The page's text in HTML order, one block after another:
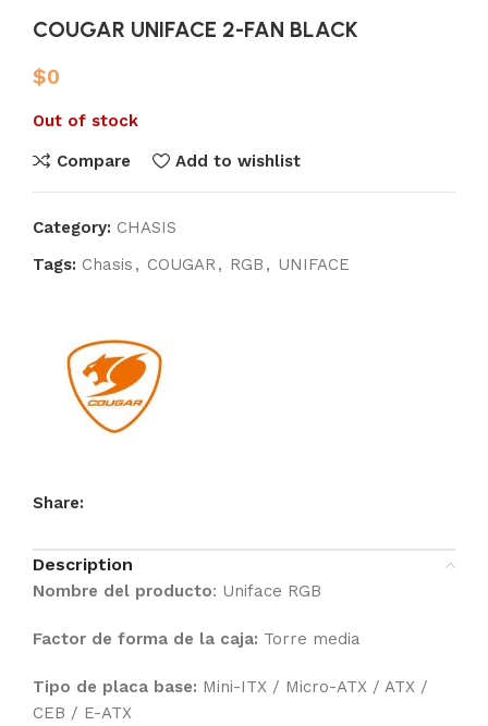
COUGAR UNIFACE 2-FAN BLACK
$0
Out of stock
Compare Add to wishlist
Category: CHASIS
Tags: Chasis , COUGAR, RGB , UNIFACE
Share:
Description
Nombre del producto: Uniface RGB
Factor de forma de la caja: Torre media
Tipo de placa base: Mini-ITX / Micro-ATX / ATX /
CEB / E-ATX